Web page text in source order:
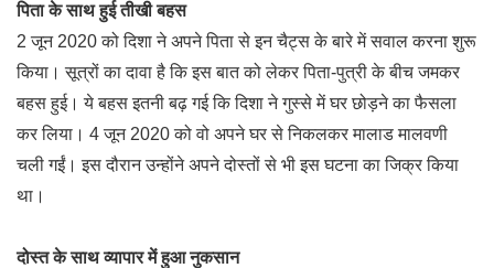
पिता के साथ हुई तीखी बहस
2 जून 2020 को दिशा ने अपने पिता से इन चैट्स के बारे में सवाल करना शुरू
किया। सूत्रों का दावा है कि इस बात को लेकर पिता-पुत्री के बीच जमकर
बहस हुई। ये बहस इतनी बढ़ गई कि दिशा ने गुस्से में घर छोड़ने का फैसला
कर लिया। 4 जून 2020 को वो अपने घर से निकलकर मालाड मालवणी
चली गईं। इस दौरान उन्होंने अपने दोस्तों से भी इस घटना का जिक्र किया
था।
दोस्त के साथ व्यापार में हुआ नुकसान